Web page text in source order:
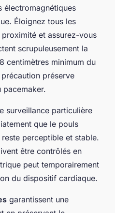
électromagnétiques
Éloignez tous les
et assurez-vous
scrupuleusement la
centimètres minimum du
préserve
surveillance particulière
que le pouls
perceptible et stable.
être contrôlés en
peut temporairement
du dispositif cardiaque.
garantissent une